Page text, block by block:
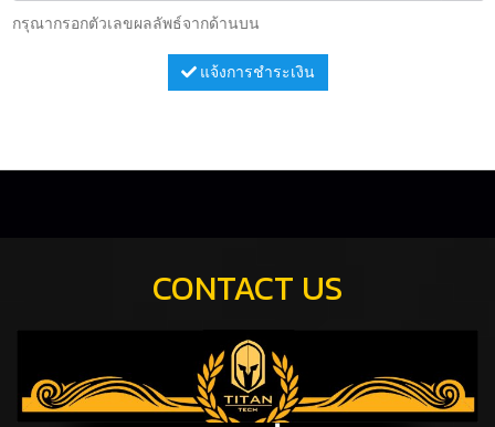
กรุณากรอกตัวเลขผลลัพธ์จากด้านบน
แจ้งการชำระเงิน
CONTACT US